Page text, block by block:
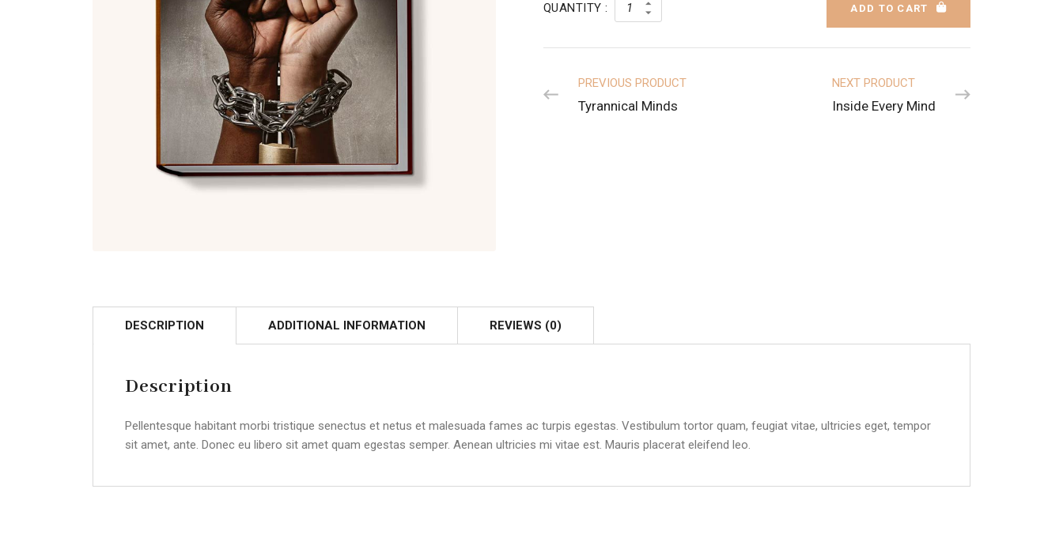
QUANTITY : ADD TO CART
PREVIOUS PRODUCT
Tyrannical Minds
NEXT PRODUCT
Inside Every Mind
DESCRIPTION ADDITIONAL INFORMATION REVIEWS (0)
Description
Pellentesque habitant morbi tristique senectus et netus et malesuada fames ac turpis egestas. Vestibulum tortor quam, feugiat vitae, ultricies eget, tempor
sit amet, ante. Donec eu libero sit amet quam egestas semper. Aenean ultricies mi vitae est. Mauris placerat eleifend leo.